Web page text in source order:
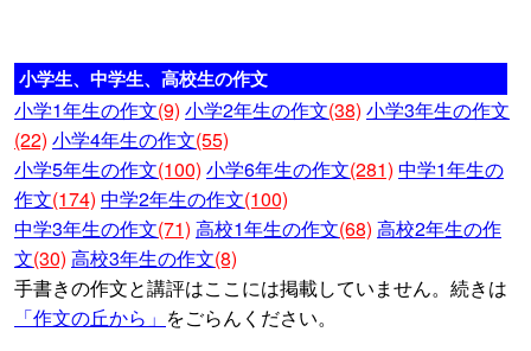
小学生、中学生、高校生の作文
小学1年生の作文(9) 小学2年生の作文(38) 小学3年生の作文
(22) 小学4年生の作文(55)
小学5年生の作文(100) 小学6年生の作文(281) 中学1年生の
作文(174) 中学2年生の作文(100)
中学3年生の作文(71) 高校1年生の作文(68) 高校2年生の作
文(30) 高校3年生の作文(8)
手書きの作文と講評はここには掲載していません。続きは
「作文の丘から」 をごらんください。